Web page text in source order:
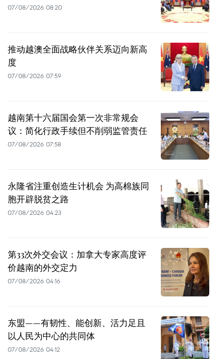
07/08/2026 08:20
推动越澳全面战略伙伴关系迈向新高
度
07/08/2026 07:59
越南第十六届国会第一次非常规会
议：简化行政手续但不削弱监管责任
07/08/2026 07:58
永隆省注重创造生计机会 为高棉族同
胞开辟脱贫之路
07/08/2026 04:23
第33次外交会议：加拿大专家高度评
价越南的外交定力
07/08/2026 04:16
东盟——有韧性、能创新、活力足且
以人民为中心的共同体
07/08/2026 04:12